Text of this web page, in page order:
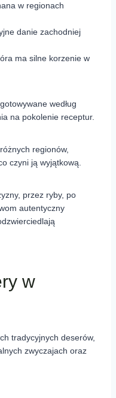
w regionach
danie zachodniej
ma silne korzenie w
według
na pokolenie receptur.
regionów,
czyni ją wyjątkową.
przez ryby, po
autentyczny
w
tradycyjnych deserów,
zwyczajach oraz